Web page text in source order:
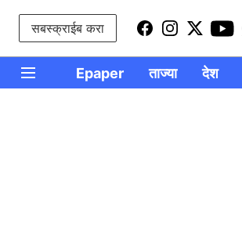
सबस्क्राईब करा
Epaper ताज्या देश